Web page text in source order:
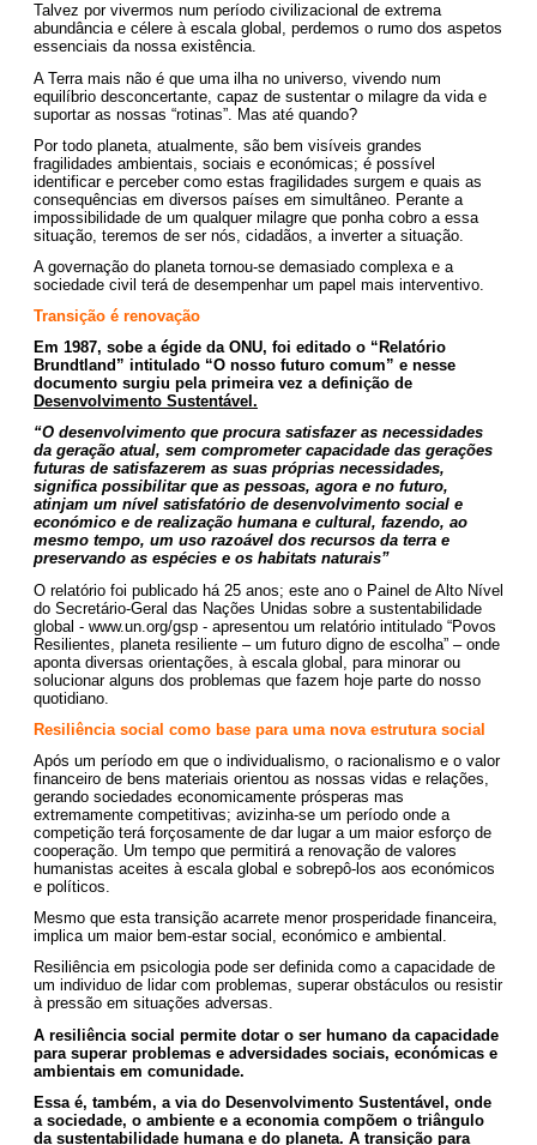
Talvez por vivermos num período civilizacional de extrema
abundância e célere à escala global, perdemos o rumo dos aspetos
essenciais da nossa existência.
A Terra mais não é que uma ilha no universo, vivendo num
equilíbrio desconcertante, capaz de sustentar o milagre da vida e
suportar as nossas “rotinas”. Mas até quando?
Por todo planeta, atualmente, são bem visíveis grandes
fragilidades ambientais, sociais e económicas; é possível
identificar e perceber como estas fragilidades surgem e quais as
consequências em diversos países em simultâneo. Perante a
impossibilidade de um qualquer milagre que ponha cobro a essa
situação, teremos de ser nós, cidadãos, a inverter a situação.
A governação do planeta tornou-se demasiado complexa e a
sociedade civil terá de desempenhar um papel mais interventivo.
Transição é renovação
Em 1987, sobe a égide da ONU, foi editado o “Relatório
Brundtland” intitulado “O nosso futuro comum” e nesse
documento surgiu pela primeira vez a definição de
Desenvolvimento Sustentável.
“O desenvolvimento que procura satisfazer as necessidades
da geração atual, sem comprometer capacidade das gerações
futuras de satisfazerem as suas próprias necessidades,
significa possibilitar que as pessoas, agora e no futuro,
atinjam um nível satisfatório de desenvolvimento social e
económico e de realização humana e cultural, fazendo, ao
mesmo tempo, um uso razoável dos recursos da terra e
preservando as espécies e os habitats naturais”
O relatório foi publicado há 25 anos; este ano o Painel de Alto Nível
do Secretário-Geral das Nações Unidas sobre a sustentabilidade
global - www.un.org/gsp - apresentou um relatório intitulado “Povos
Resilientes, planeta resiliente – um futuro digno de escolha” – onde
aponta diversas orientações, à escala global, para minorar ou
solucionar alguns dos problemas que fazem hoje parte do nosso
quotidiano.
Resiliência social como base para uma nova estrutura social
Após um período em que o individualismo, o racionalismo e o valor
financeiro de bens materiais orientou as nossas vidas e relações,
gerando sociedades economicamente prósperas mas
extremamente competitivas; avizinha-se um período onde a
competição terá forçosamente de dar lugar a um maior esforço de
cooperação. Um tempo que permitirá a renovação de valores
humanistas aceites à escala global e sobrepô-los aos económicos
e políticos.
Mesmo que esta transição acarrete menor prosperidade financeira,
implica um maior bem-estar social, económico e ambiental.
Resiliência em psicologia pode ser definida como a capacidade de
um individuo de lidar com problemas, superar obstáculos ou resistir
à pressão em situações adversas.
A resiliência social permite dotar o ser humano da capacidade
para superar problemas e adversidades sociais, económicas e
ambientais em comunidade.
Essa é, também, a via do Desenvolvimento Sustentável, onde
a sociedade, o ambiente e a economia compõem o triângulo
da sustentabilidade humana e do planeta. A transição para